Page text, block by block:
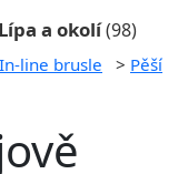
a okolí(98)
In-line brusle > Pěší